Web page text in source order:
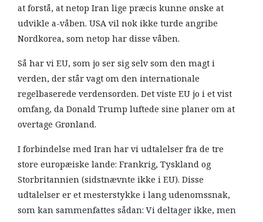
at forstå, at netop Iran lige præcis kunne ønske at
udvikle a-våben. USA vil nok ikke turde angribe
Nordkorea, som netop har disse våben.
Så har vi EU, som jo ser sig selv som den magt i
verden, der står vagt om den internationale
regelbaserede verdensorden. Det viste EU jo i et vist
omfang, da Donald Trump luftede sine planer om at
overtage Grønland.
I forbindelse med Iran har vi udtalelser fra de tre
store europæiske lande: Frankrig, Tyskland og
Storbritannien (sidstnævnte ikke i EU). Disse
udtalelser er et mesterstykke i lang udenomssnak,
som kan sammenfattes sådan: Vi deltager ikke, men